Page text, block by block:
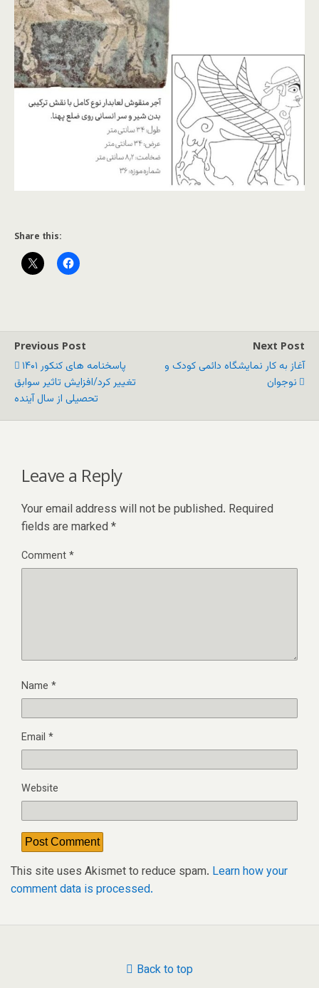
Share this:
Previous Post
پاسخنامه های کنکور ۱۴۰۱
تغییر کرد/افزایش تاثیر سوابق
تحصیلی از سال آینده
Next Post
آغاز به کار نمایشگاه دائمی کودک و
نوجوان
Leave a Reply
Your email address will not be published. Required
fields are marked *
Comment*
Name *
Email *
Website
This site uses Akismet to reduce spam. Learn how your
comment data is processed.
Back to top